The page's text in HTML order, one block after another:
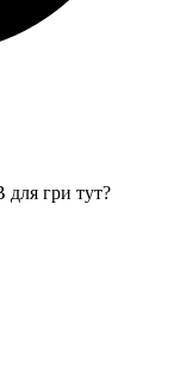
для гри тут?